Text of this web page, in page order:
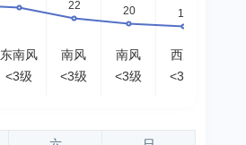
东南风
<3级
南风
<3级
南风
<3级
西风
<3级